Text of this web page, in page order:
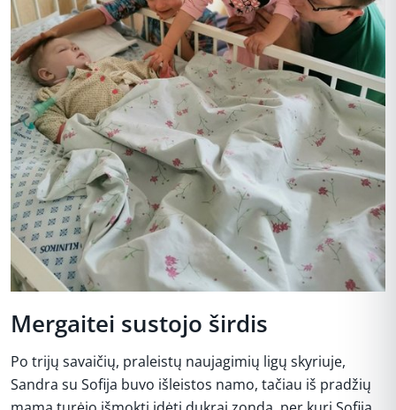
Mergaitei sustojo širdis
Po trijų savaičių, praleistų naujagimių ligų skyriuje,
Sandra su Sofija buvo išleistos namo, tačiau iš pradžių